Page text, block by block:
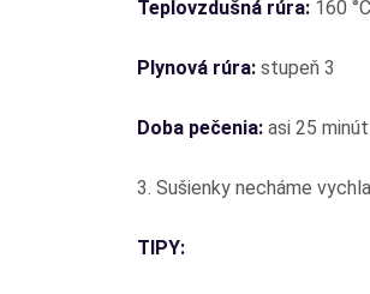
Teplovzdušná rúra: 160 °C
Plynová rúra: stupeň 3
Doba pečenia: asi 25 minút
3. Sušienky necháme
TIPY: